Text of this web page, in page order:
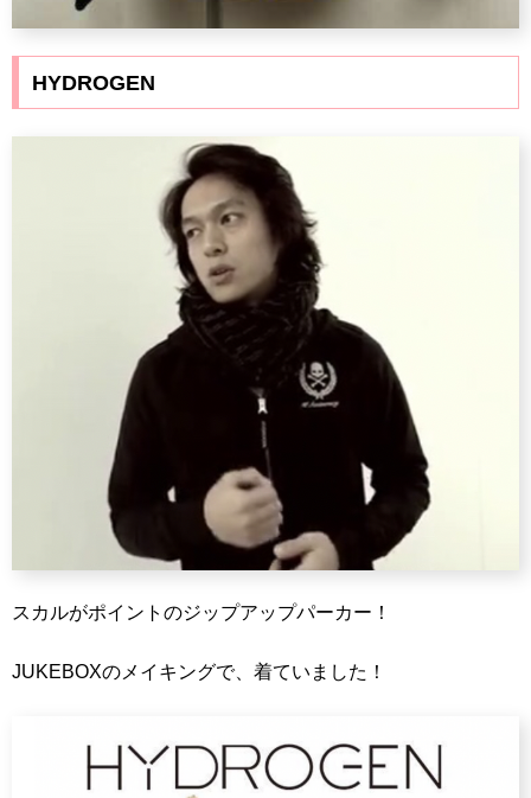
HYDROGEN
スカルがポイントのジップアップパーカー！
JUKEBOXのメイキングで、着ていました！